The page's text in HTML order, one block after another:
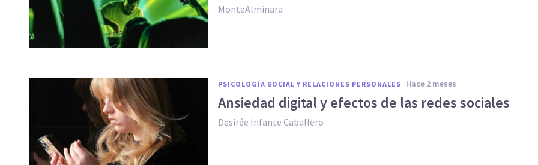
MonteAlminara
PSICOLOGÍA SOCIAL Y RELACIONES PERSONALES hace 2 meses
Ansiedad digital y efectos de las redes sociales
Desirée Infante Caballero